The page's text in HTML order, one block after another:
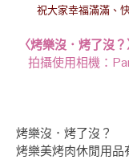
祝大家幸福滿滿、快
◎海
〈烤樂沒．烤了沒？
拍攝使用相機：
烤樂沒．烤了沒？
烤樂美烤肉休閒用品